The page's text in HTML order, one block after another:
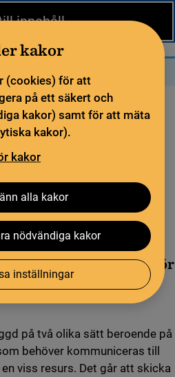
innehåll
kakor
(cookies) för att
på ett säkert och
kakor) samt för att mäta
kakor).
kakor
alla kakor
nödvändiga kakor
inställningar
katalogisering
en ny funktion för
i Libris
på två olika sätt beroende på
behöver kommuniceras till
viss resurs. Det går att skicka